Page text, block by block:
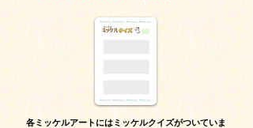
各ミッケルアートにはミッケルクイズがついていま